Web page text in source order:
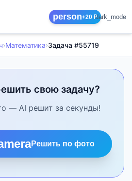
person+20 ₽dark_mode
›Математика›Задача #55719
свою задачу?
— AI решит за секунды!
Решить по фото